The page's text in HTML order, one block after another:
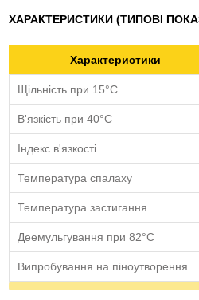
ХАРАКТЕРИСТИКИ (ТИПОВІ
Характеристики
Щільність при 15°С
В'язкість при 40°C
Індекс в'язкості
Температура спалаху
Температура застигання
Деемульгування при 82°C
Випробування на піноутворення